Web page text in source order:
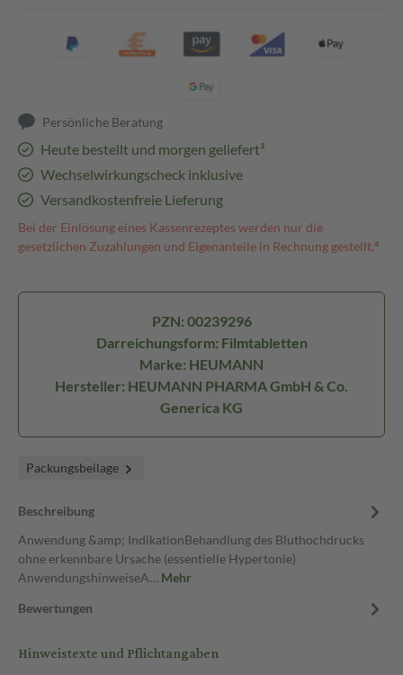
Persönliche Beratung
Heute bestellt und morgen geliefert³
Wechselwirkungscheck inklusive
Versandkostenfreie Lieferung
Bei der Einlösung eines Kassenrezeptes werden nur die
gesetzlichen Zuzahlungen und Eigenanteile in Rechnung gestellt.⁴
PZN: 00239296
Darreichungsform: Filmtabletten
Marke: HEUMANN
Hersteller: HEUMANN PHARMA GmbH & Co.
Generica KG
Packungsbeilage
Beschreibung
Anwendung &amp; IndikationBehandlung des Bluthochdrucks
ohne erkennbare Ursache (essentielle Hypertonie)
AnwendungshinweiseA… Mehr
Bewertungen
Hinweistexte und Pflichtangaben